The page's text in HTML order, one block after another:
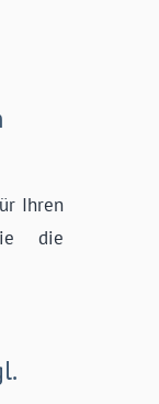
Ihren
die